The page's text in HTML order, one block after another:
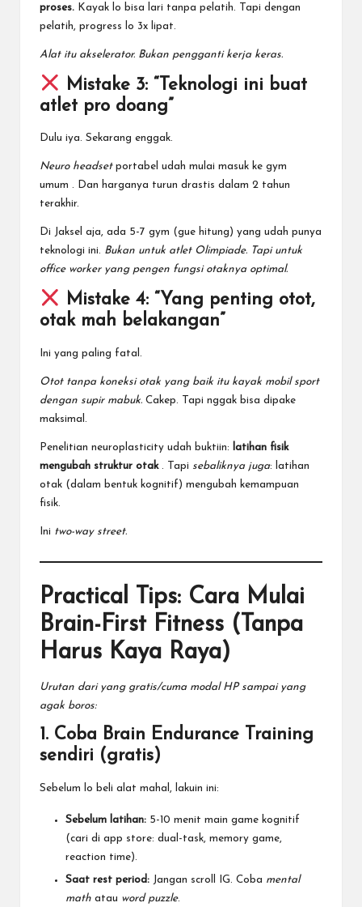
proses. Kayak lo bisa lari tanpa pelatih. Tapi dengan
pelatih, progress lo 3x lipat.
Alat itu akselerator. Bukan pengganti kerja keras.
Mistake 3: “Teknologi ini buat
atlet pro doang”
Dulu iya. Sekarang enggak.
Neuro headsetportabel udah mulai masuk ke gym
umum . Dan harganya turun drastis dalam 2 tahun
terakhir.
Di Jaksel aja, ada 5-7 gym (gue hitung) yang udah punya
teknologi ini. Bukan untuk atlet Olimpiade. Tapi untuk
office worker yang pengen fungsi otaknya optimal.
Mistake 4: “Yang penting otot,
otak mah belakangan”
Ini yang paling fatal.
Otot tanpa koneksi otak yang baik itu kayak mobil sport
dengan supir mabuk. Cakep. Tapi nggak bisa dipake
maksimal.
Penelitian neuroplasticity udah buktiin:
latihan fisik
mengubah struktur otak . Tapi sebaliknya juga: latihan
otak (dalam bentuk kognitif) mengubah kemampuan
fisik.
Ini two-way street.
Practical Tips: Cara Mulai
Brain-First Fitness (Tanpa
Harus Kaya Raya)
Urutan dari yang gratis/cuma modal HP sampai yang
agak boros:
1. Coba Brain Endurance Training
sendiri (gratis)
Sebelum lo beli alat mahal, lakuin ini:
Sebelum latihan: 5-10 menit main game kognitif
(cari di app store: dual-task, memory game,
reaction time).
Saat rest period: Jangan scroll IG. Coba mental
math atau word puzzle.